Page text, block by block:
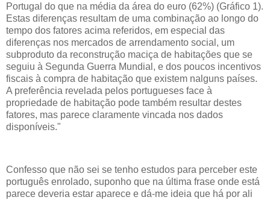
Portugal do que na média da área do euro (62%) (Gráfico 1).
Estas diferenças resultam de uma combinação ao longo do
tempo dos fatores acima referidos, em especial das
diferenças nos mercados de arrendamento social, um
subproduto da reconstrução maciça de habitações que se
seguiu à Segunda Guerra Mundial, e dos poucos incentivos
fiscais à compra de habitação que existem nalguns países.
A preferência revelada pelos portugueses face à
propriedade de habitação pode também resultar destes
fatores, mas parece claramente vincada nos dados
disponíveis."
Confesso que não sei se tenho estudos para perceber este
português enrolado, suponho que na última frase onde está
parece deveria estar aparece e dá-me ideia que há por ali